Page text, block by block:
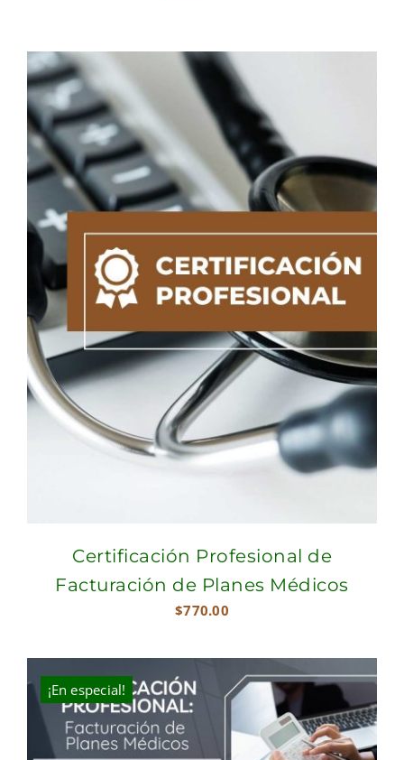
CARRITO
Certificación Profesional de
Facturación de Planes Médicos
$770.00
¡En especial!